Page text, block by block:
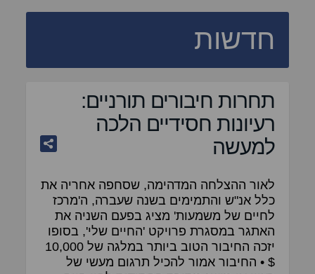
חדשות
תחרות חיבורים תורניים:
רעיונות חסידיים הלכה
למעשה
לאור ההצלחה המדהימה, שסחפה אחריה את
כלל אנ"ש והתמימים בשנה שעברה, ה'מרכז
לחיים של משמעות' מציג בפעם השניה את
האתגר במסגרת פרויקט 'החיים שלי', בסופו
יזכה החיבור הטוב ביותר במלגה של 10,000
$ • החיבור אמור להכיל תרגום מעשי של